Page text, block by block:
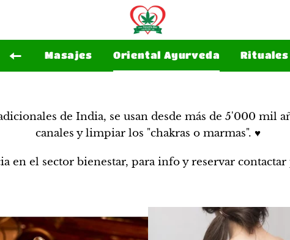
Volver al sitio de navegación
Masajes Oriental Ayurveda Rituales
de India, se usan desde más de 5'000 mil
canales y limpiar los "chakras o marmas". ♥️
en el sector bienestar, para info y reservar